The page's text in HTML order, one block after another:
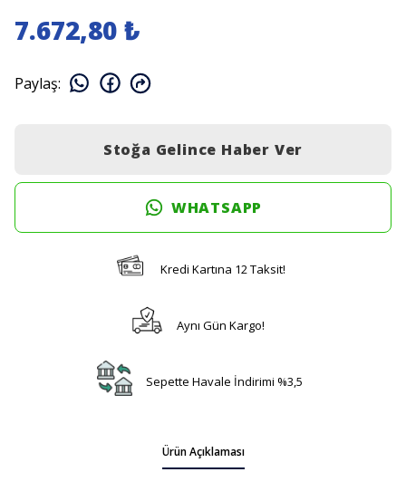
7.672,80 ₺
Paylaş:
Stoğa Gelince Haber Ver
WHATSAPP
Kredi Kartına 12 Taksit!
Aynı Gün Kargo!
Sepette Havale İndirimi %3,5
Ürün Açıklaması